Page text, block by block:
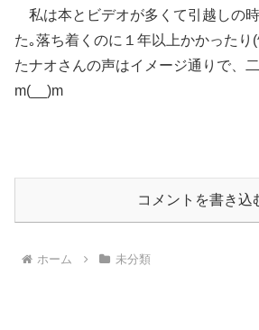
私は本とビデオが多くて引越しの
た｡落ち着くのに１年以上かかった
たナオさんの声はイメージ通りで、
m(__)m
コメントを書き込
ホーム 未分類